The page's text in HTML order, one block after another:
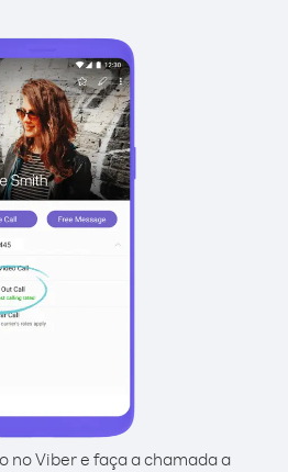
no Viber e faça a chamada a